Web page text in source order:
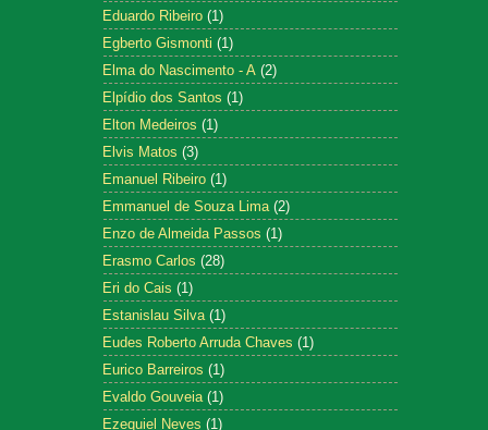
Eduardo Ribeiro (1)
Egberto Gismonti (1)
Elma do Nascimento - A (2)
Elpídio dos Santos (1)
Elton Medeiros (1)
Elvis Matos (3)
Emanuel Ribeiro (1)
Emmanuel de Souza Lima (2)
Enzo de Almeida Passos (1)
Erasmo Carlos (28)
Eri do Cais (1)
Estanislau Silva (1)
Eudes Roberto Arruda Chaves (1)
Eurico Barreiros (1)
Evaldo Gouveia (1)
Ezequiel Neves (1)